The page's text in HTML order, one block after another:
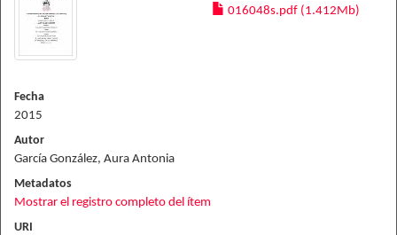
016048s.pdf (1.412Mb)
Fecha
2015
Autor
García González, Aura Antonia
Metadatos
Mostrar el registro completo del ítem
URI